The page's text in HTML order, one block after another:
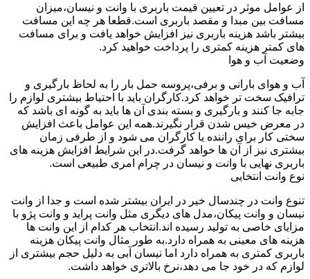
از عوامل موثر در تعیین قیمت باربری با وانت و نیسان،میزان
مسافت بین مبدا و مقصد باربری است.قطعا هر چه این مسافت
بیشتر باشد هزینه باربری نیز افزایش خواهد یافت و برای مسافت
های کمتر هزینه کمتری را پرداخت خواهید کرد.
وضعیت آب و هوا
آب و هوای بارانی و برفی،پروسه حمل بار را به لحاظ بارگیری و
ترافیک سخت تر خواهد کرد.کارگران باید با احتیاط بیشتری لوازم را
جابه جا کنند و بارگیری و بسته بندی آن ها باید به گونه ای باشد که
در معرض خیس شدن قرار نگیرند.همه این عوامل باعث افزایش
سختی کار برای راننده یا کارگران می شود و از طرفی زمان
بیشتری نیز از آن ها خواهد گرفت.در این شرایط افزایش هزینه های
باربری نهایی با وانت و نیسان در چرام امری طبیعی است.
نوع وانت انتخابی
تنوع وانت در چندسال خیر در ایران بیشتر شده است و جدا از وانت
نیسان و وانت پیکان،مدل های دیگری مثل وانت پراید و وانت پژو با
مزایای خاصی به تولید رسیده اند.انتخاب هر کدام از این وانت ها
هزینه های معینی به همراه دارد.به طور مثال وانت پیکان هزینه
باربری کمتری به همراه دارد اما نیسان آبی به دلیل حجم بیشتری از
لوازم که در خود جا می دهد،نرخ بالاتری خواهد داشت.